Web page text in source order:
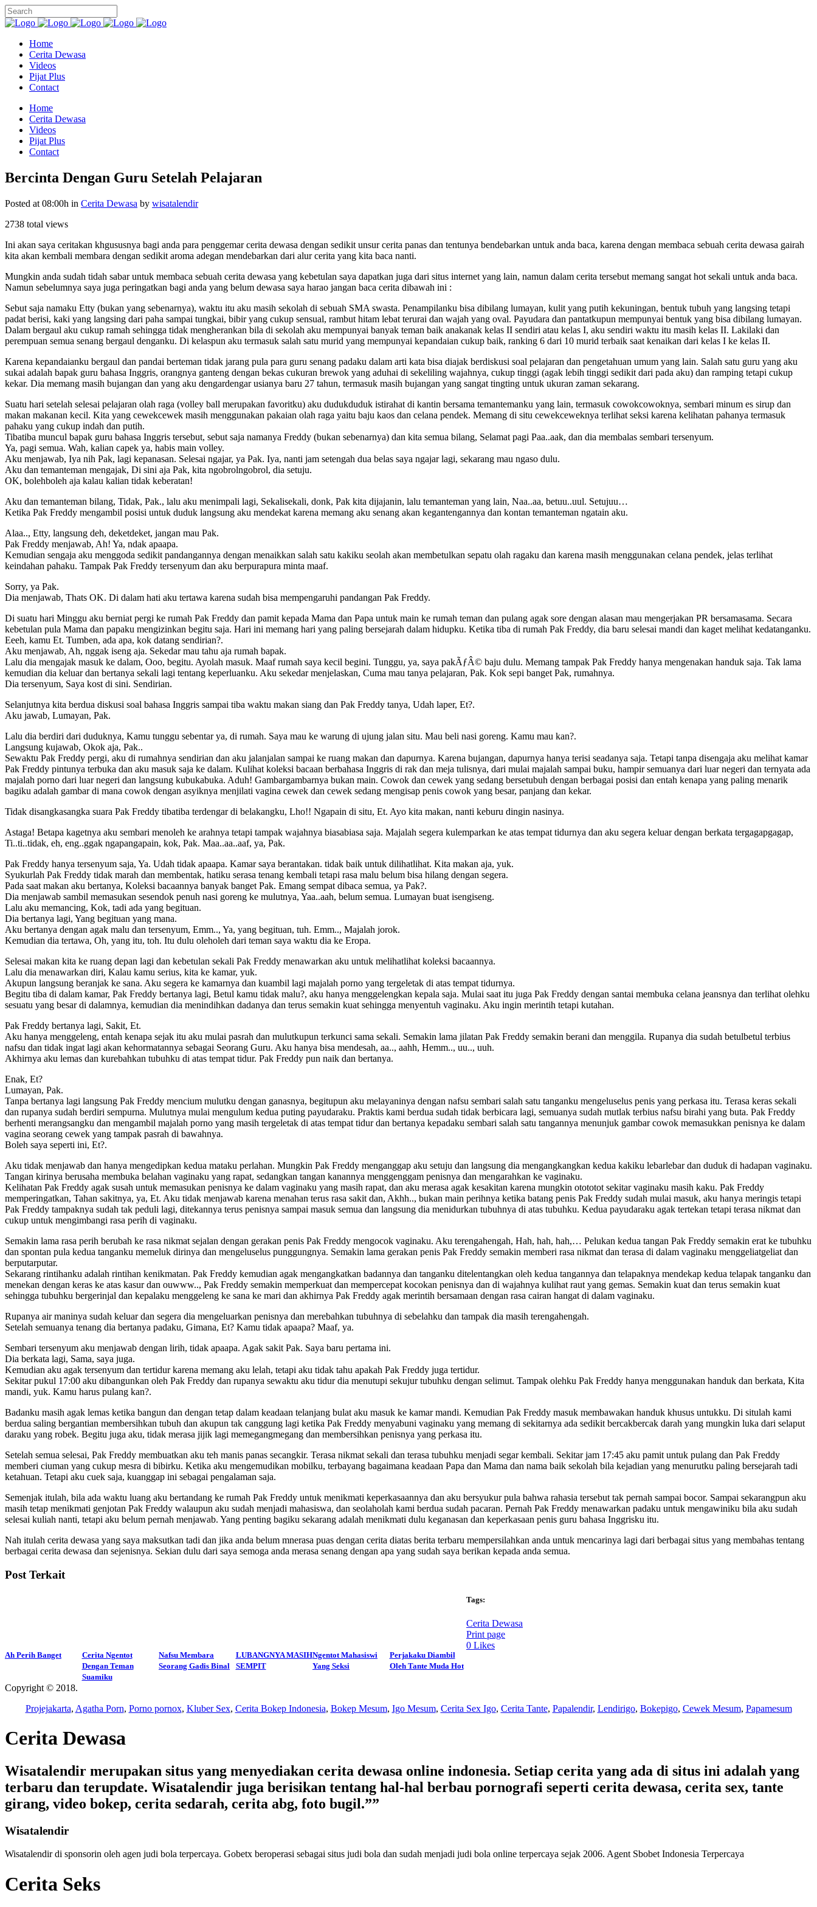
Home
Cerita Dewasa
Videos
Pijat Plus
Contact
Home
Cerita Dewasa
Videos
Pijat Plus
Contact
Bercinta Dengan Guru Setelah Pelajaran
Posted at 08:00h in Cerita Dewasa by wisatalendir
2738 total views
Ini akan saya ceritakan khgususnya bagi anda para penggemar cerita dewasa dengan sedikit unsur cerita panas dan tentunya bendebarkan untuk anda baca, karena dengan membaca sebuah cerita dewasa gairah
kita akan kembali membara dengan sedikit aroma adegan mendebarkan dari alur cerita yang kita baca nanti.
Mungkin anda sudah tidah sabar untuk membaca sebuah cerita dewasa yang kebetulan saya dapatkan juga dari situs internet yang lain, namun dalam cerita tersebut memang sangat hot sekali untuk anda baca.
Namun sebelumnya saya juga peringatkan bagi anda yang belum dewasa saya harao jangan baca cerita dibawah ini :
Sebut saja namaku Etty (bukan yang sebenarnya), waktu itu aku masih sekolah di sebuah SMA swasta. Penampilanku bisa dibilang lumayan, kulit yang putih kekuningan, bentuk tubuh yang langsing tetapi
padat berisi, kaki yang langsing dari paha sampai tungkai, bibir yang cukup sensual, rambut hitam lebat terurai dan wajah yang oval. Payudara dan pantatkupun mempunyai bentuk yang bisa dibilang lumayan.
Dalam bergaul aku cukup ramah sehingga tidak mengherankan bila di sekolah aku mempunyai banyak teman baik anakanak kelas II sendiri atau kelas I, aku sendiri waktu itu masih kelas II. Lakilaki dan
perempuan semua senang bergaul denganku. Di kelaspun aku termasuk salah satu murid yang mempunyai kepandaian cukup baik, ranking 6 dari 10 murid terbaik saat kenaikan dari kelas I ke kelas II.
Karena kepandaianku bergaul dan pandai berteman tidak jarang pula para guru senang padaku dalam arti kata bisa diajak berdiskusi soal pelajaran dan pengetahuan umum yang lain. Salah satu guru yang aku
sukai adalah bapak guru bahasa Inggris, orangnya ganteng dengan bekas cukuran brewok yang aduhai di sekeliling wajahnya, cukup tinggi (agak lebih tinggi sedikit dari pada aku) dan ramping tetapi cukup
kekar. Dia memang masih bujangan dan yang aku dengardengar usianya baru 27 tahun, termasuk masih bujangan yang sangat tingting untuk ukuran zaman sekarang.
Suatu hari setelah selesai pelajaran olah raga (volley ball merupakan favoritku) aku dudukduduk istirahat di kantin bersama temantemanku yang lain, termasuk cowokcowoknya, sembari minum es sirup dan
makan makanan kecil. Kita yang cewekcewek masih menggunakan pakaian olah raga yaitu baju kaos dan celana pendek. Memang di situ cewekceweknya terlihat seksi karena kelihatan pahanya termasuk
pahaku yang cukup indah dan putih.
Tibatiba muncul bapak guru bahasa Inggris tersebut, sebut saja namanya Freddy (bukan sebenarnya) dan kita semua bilang, Selamat pagi Paa..aak, dan dia membalas sembari tersenyum.
Ya, pagi semua. Wah, kalian capek ya, habis main volley.
Aku menjawab, Iya nih Pak, lagi kepanasan. Selesai ngajar, ya Pak. Iya, nanti jam setengah dua belas saya ngajar lagi, sekarang mau ngaso dulu.
Aku dan temanteman mengajak, Di sini aja Pak, kita ngobrolngobrol, dia setuju.
OK, bolehboleh aja kalau kalian tidak keberatan!
Aku dan temanteman bilang, Tidak, Pak., lalu aku menimpali lagi, Sekalisekali, donk, Pak kita dijajanin, lalu temanteman yang lain, Naa..aa, betuu..uul. Setujuu…
Ketika Pak Freddy mengambil posisi untuk duduk langsung aku mendekat karena memang aku senang akan kegantengannya dan kontan temanteman ngatain aku.
Alaa.., Etty, langsung deh, deketdeket, jangan mau Pak.
Pak Freddy menjawab, Ah! Ya, ndak apaapa.
Kemudian sengaja aku menggoda sedikit pandangannya dengan menaikkan salah satu kakiku seolah akan membetulkan sepatu olah ragaku dan karena masih menggunakan celana pendek, jelas terlihat
keindahan pahaku. Tampak Pak Freddy tersenyum dan aku berpurapura minta maaf.
Sorry, ya Pak.
Dia menjawab, Thats OK. Di dalam hati aku tertawa karena sudah bisa mempengaruhi pandangan Pak Freddy.
Di suatu hari Minggu aku berniat pergi ke rumah Pak Freddy dan pamit kepada Mama dan Papa untuk main ke rumah teman dan pulang agak sore dengan alasan mau mengerjakan PR bersamasama. Secara
kebetulan pula Mama dan papaku mengizinkan begitu saja. Hari ini memang hari yang paling bersejarah dalam hidupku. Ketika tiba di rumah Pak Freddy, dia baru selesai mandi dan kaget melihat kedatanganku.
Eeeh, kamu Et. Tumben, ada apa, kok datang sendirian?.
Aku menjawab, Ah, nggak iseng aja. Sekedar mau tahu aja rumah bapak.
Lalu dia mengajak masuk ke dalam, Ooo, begitu. Ayolah masuk. Maaf rumah saya kecil begini. Tunggu, ya, saya pakÃƒÂ© baju dulu. Memang tampak Pak Freddy hanya mengenakan handuk saja. Tak lama
kemudian dia keluar dan bertanya sekali lagi tentang keperluanku. Aku sekedar menjelaskan, Cuma mau tanya pelajaran, Pak. Kok sepi banget Pak, rumahnya.
Dia tersenyum, Saya kost di sini. Sendirian.
Selanjutnya kita berdua diskusi soal bahasa Inggris sampai tiba waktu makan siang dan Pak Freddy tanya, Udah laper, Et?.
Aku jawab, Lumayan, Pak.
Lalu dia berdiri dari duduknya, Kamu tunggu sebentar ya, di rumah. Saya mau ke warung di ujung jalan situ. Mau beli nasi goreng. Kamu mau kan?.
Langsung kujawab, Okok aja, Pak..
Sewaktu Pak Freddy pergi, aku di rumahnya sendirian dan aku jalanjalan sampai ke ruang makan dan dapurnya. Karena bujangan, dapurnya hanya terisi seadanya saja. Tetapi tanpa disengaja aku melihat kamar
Pak Freddy pintunya terbuka dan aku masuk saja ke dalam. Kulihat koleksi bacaan berbahasa Inggris di rak dan meja tulisnya, dari mulai majalah sampai buku, hampir semuanya dari luar negeri dan ternyata ada
majalah porno dari luar negeri dan langsung kubukabuka. Aduh! Gambargambarnya bukan main. Cowok dan cewek yang sedang bersetubuh dengan berbagai posisi dan entah kenapa yang paling menarik
bagiku adalah gambar di mana cowok dengan asyiknya menjilati vagina cewek dan cewek sedang mengisap penis cowok yang besar, panjang dan kekar.
Tidak disangkasangka suara Pak Freddy tibatiba terdengar di belakangku, Lho!! Ngapain di situ, Et. Ayo kita makan, nanti keburu dingin nasinya.
Astaga! Betapa kagetnya aku sembari menoleh ke arahnya tetapi tampak wajahnya biasabiasa saja. Majalah segera kulemparkan ke atas tempat tidurnya dan aku segera keluar dengan berkata tergagapgagap,
Ti..ti..tidak, eh, eng..ggak ngapangapain, kok, Pak. Maa..aa..aaf, ya, Pak.
Pak Freddy hanya tersenyum saja, Ya. Udah tidak apaapa. Kamar saya berantakan. tidak baik untuk dilihatlihat. Kita makan aja, yuk.
Syukurlah Pak Freddy tidak marah dan membentak, hatiku serasa tenang kembali tetapi rasa malu belum bisa hilang dengan segera.
Pada saat makan aku bertanya, Koleksi bacaannya banyak banget Pak. Emang sempat dibaca semua, ya Pak?.
Dia menjawab sambil memasukan sesendok penuh nasi goreng ke mulutnya, Yaa..aah, belum semua. Lumayan buat isengiseng.
Lalu aku memancing, Kok, tadi ada yang begituan.
Dia bertanya lagi, Yang begituan yang mana.
Aku bertanya dengan agak malu dan tersenyum, Emm.., Ya, yang begituan, tuh. Emm.., Majalah jorok.
Kemudian dia tertawa, Oh, yang itu, toh. Itu dulu oleholeh dari teman saya waktu dia ke Eropa.
Selesai makan kita ke ruang depan lagi dan kebetulan sekali Pak Freddy menawarkan aku untuk melihatlihat koleksi bacaannya.
Lalu dia menawarkan diri, Kalau kamu serius, kita ke kamar, yuk.
Akupun langsung beranjak ke sana. Aku segera ke kamarnya dan kuambil lagi majalah porno yang tergeletak di atas tempat tidurnya.
Begitu tiba di dalam kamar, Pak Freddy bertanya lagi, Betul kamu tidak malu?, aku hanya menggelengkan kepala saja. Mulai saat itu juga Pak Freddy dengan santai membuka celana jeansnya dan terlihat olehku
sesuatu yang besar di dalamnya, kemudian dia menindihkan dadanya dan terus semakin kuat sehingga menyentuh vaginaku. Aku ingin merintih tetapi kutahan.
Pak Freddy bertanya lagi, Sakit, Et.
Aku hanya menggeleng, entah kenapa sejak itu aku mulai pasrah dan mulutkupun terkunci sama sekali. Semakin lama jilatan Pak Freddy semakin berani dan menggila. Rupanya dia sudah betulbetul terbius
nafsu dan tidak ingat lagi akan kehormatannya sebagai Seorang Guru. Aku hanya bisa mendesah, aa.., aahh, Hemm.., uu.., uuh.
Akhirnya aku lemas dan kurebahkan tubuhku di atas tempat tidur. Pak Freddy pun naik dan bertanya.
Enak, Et?
Lumayan, Pak.
Tanpa bertanya lagi langsung Pak Freddy mencium mulutku dengan ganasnya, begitupun aku melayaninya dengan nafsu sembari salah satu tanganku mengeluselus penis yang perkasa itu. Terasa keras sekali
dan rupanya sudah berdiri sempurna. Mulutnya mulai mengulum kedua puting payudaraku. Praktis kami berdua sudah tidak berbicara lagi, semuanya sudah mutlak terbius nafsu birahi yang buta. Pak Freddy
berhenti merangsangku dan mengambil majalah porno yang masih tergeletak di atas tempat tidur dan bertanya kepadaku sembari salah satu tangannya menunjuk gambar cowok memasukkan penisnya ke dalam
vagina seorang cewek yang tampak pasrah di bawahnya.
Boleh saya seperti ini, Et?.
Aku tidak menjawab dan hanya mengedipkan kedua mataku perlahan. Mungkin Pak Freddy menganggap aku setuju dan langsung dia mengangkangkan kedua kakiku lebarlebar dan duduk di hadapan vaginaku.
Tangan kirinya berusaha membuka belahan vaginaku yang rapat, sedangkan tangan kanannya menggenggam penisnya dan mengarahkan ke vaginaku.
Kelihatan Pak Freddy agak susah untuk memasukan penisnya ke dalam vaginaku yang masih rapat, dan aku merasa agak kesakitan karena mungkin otototot sekitar vaginaku masih kaku. Pak Freddy
memperingatkan, Tahan sakitnya, ya, Et. Aku tidak menjawab karena menahan terus rasa sakit dan, Akhh.., bukan main perihnya ketika batang penis Pak Freddy sudah mulai masuk, aku hanya meringis tetapi
Pak Freddy tampaknya sudah tak peduli lagi, ditekannya terus penisnya sampai masuk semua dan langsung dia menidurkan tubuhnya di atas tubuhku. Kedua payudaraku agak tertekan tetapi terasa nikmat dan
cukup untuk mengimbangi rasa perih di vaginaku.
Semakin lama rasa perih berubah ke rasa nikmat sejalan dengan gerakan penis Pak Freddy mengocok vaginaku. Aku terengahengah, Hah, hah, hah,… Pelukan kedua tangan Pak Freddy semakin erat ke tubuhku
dan spontan pula kedua tanganku memeluk dirinya dan mengeluselus punggungnya. Semakin lama gerakan penis Pak Freddy semakin memberi rasa nikmat dan terasa di dalam vaginaku menggeliatgeliat dan
berputarputar.
Sekarang rintihanku adalah rintihan kenikmatan. Pak Freddy kemudian agak mengangkatkan badannya dan tanganku ditelentangkan oleh kedua tangannya dan telapaknya mendekap kedua telapak tanganku dan
menekan dengan keras ke atas kasur dan ouwww.., Pak Freddy semakin memperkuat dan mempercepat kocokan penisnya dan di wajahnya kulihat raut yang gemas. Semakin kuat dan terus semakin kuat
sehingga tubuhku bergerinjal dan kepalaku menggeleng ke sana ke mari dan akhirnya Pak Freddy agak merintih bersamaan dengan rasa cairan hangat di dalam vaginaku.
Rupanya air maninya sudah keluar dan segera dia mengeluarkan penisnya dan merebahkan tubuhnya di sebelahku dan tampak dia masih terengahengah.
Setelah semuanya tenang dia bertanya padaku, Gimana, Et? Kamu tidak apaapa? Maaf, ya.
Sembari tersenyum aku menjawab dengan lirih, tidak apaapa. Agak sakit Pak. Saya baru pertama ini.
Dia berkata lagi, Sama, saya juga.
Kemudian aku agak tersenyum dan tertidur karena memang aku lelah, tetapi aku tidak tahu apakah Pak Freddy juga tertidur.
Sekitar pukul 17:00 aku dibangunkan oleh Pak Freddy dan rupanya sewaktu aku tidur dia menutupi sekujur tubuhku dengan selimut. Tampak olehku Pak Freddy hanya menggunakan handuk dan berkata, Kita
mandi, yuk. Kamu harus pulang kan?.
Badanku masih agak lemas ketika bangun dan dengan tetap dalam keadaan telanjang bulat aku masuk ke kamar mandi. Kemudian Pak Freddy masuk membawakan handuk khusus untukku. Di situlah kami
berdua saling bergantian membersihkan tubuh dan akupun tak canggung lagi ketika Pak Freddy menyabuni vaginaku yang memang di sekitarnya ada sedikit bercakbercak darah yang mungkin luka dari selaput
daraku yang robek. Begitu juga aku, tidak merasa jijik lagi memegangmegang dan membersihkan penisnya yang perkasa itu.
Setelah semua selesai, Pak Freddy membuatkan aku teh manis panas secangkir. Terasa nikmat sekali dan terasa tubuhku menjadi segar kembali. Sekitar jam 17:45 aku pamit untuk pulang dan Pak Freddy
memberi ciuman yang cukup mesra di bibirku. Ketika aku mengemudikan mobilku, terbayang bagaimana keadaan Papa dan Mama dan nama baik sekolah bila kejadian yang menurutku paling bersejarah tadi
ketahuan. Tetapi aku cuek saja, kuanggap ini sebagai pengalaman saja.
Semenjak itulah, bila ada waktu luang aku bertandang ke rumah Pak Freddy untuk menikmati keperkasaannya dan aku bersyukur pula bahwa rahasia tersebut tak pernah sampai bocor. Sampai sekarangpun aku
masih tetap menikmati genjotan Pak Freddy walaupun aku sudah menjadi mahasiswa, dan seolaholah kami berdua sudah pacaran. Pernah Pak Freddy menawarkan padaku untuk mengawiniku bila aku sudah
selesai kuliah nanti, tetapi aku belum pernah menjawab. Yang penting bagiku sekarang adalah menikmati dulu keganasan dan keperkasaan penis guru bahasa Inggrisku itu.
Nah itulah cerita dewasa yang saya maksutkan tadi dan jika anda belum mnerasa puas dengan cerita diatas berita terbaru mempersilahkan anda untuk mencarinya lagi dari berbagai situs yang membahas tentang
berbagai cerita dewasa dan sejenisnya. Sekian dulu dari saya semoga anda merasa senang dengan apa yang sudah saya berikan kepada anda semua.
Post Terkait
Ah Perih Banget
Cerita Ngentot
Dengan Teman
Suamiku
Nafsu Membara
Seorang Gadis Binal
LUBANGNYA MASIH
SEMPIT
Ngentot Mahasiswi
Yang Seksi
Perjakaku Diambil
Oleh Tante Muda Hot
Tags:
Cerita Dewasa
Print page
0 Likes
Copyright © 2018.
Projejakarta, Agatha Porn, Porno pornox, Kluber Sex, Cerita Bokep Indonesia, Bokep Mesum, Igo Mesum, Cerita Sex Igo, Cerita Tante, Papalendir, Lendirigo, Bokepigo, Cewek Mesum, Papamesum
Cerita Dewasa
Wisatalendir merupakan situs yang menyediakan cerita dewasa online indonesia. Setiap cerita yang ada di situs ini adalah yang
terbaru dan terupdate. Wisatalendir juga berisikan tentang hal-hal berbau pornografi seperti cerita dewasa, cerita sex, tante
girang, video bokep, cerita sedarah, cerita abg, foto bugil.””
Wisatalendir
Wisatalendir di sponsorin oleh agen judi bola terpercaya. Gobetx beroperasi sebagai situs judi bola dan sudah menjadi judi bola online terpercaya sejak 2006. Agent Sbobet Indonesia Terpercaya
Cerita Seks